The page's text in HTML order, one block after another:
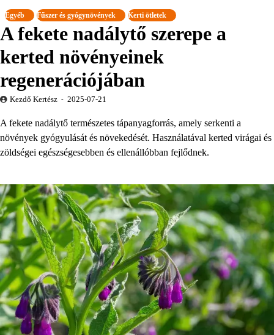
Egyéb Fűszer és gyógynövények Kerti ötletek
A fekete nadálytő szerepe a
kerted növényeinek
regenerációjában
Kezdő Kertész 2025-07-21
A fekete nadálytő természetes tápanyagforrás, amely serkenti a
növények gyógyulását és növekedését. Használatával kerted virágai és
zöldségei egészségesebben és ellenállóbban fejlődnek.